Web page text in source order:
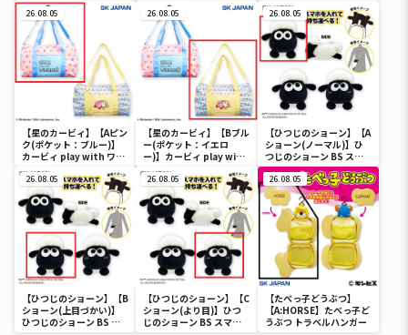
フルカラータンブラー
ーライト-ユニコーンガン
ダム2号機 バンシィ（デ
ストロイモード）-
26.08.05
【星のカービィ】【Aピン
ク(ポケット：ブルー)】
カービィ play with ワド
ルディ ボストンバッグ
26.08.05
【星のカービィ】【Bブル
ー(ポケット：イエロ
ー)】カービィ play with
ワドルディ ボストンバッ
グ
26.08.05
【ひつじのショーン】【A
ショーン(ノーマル)】ひ
つじのショーン BS スマ
ホショーンルダー
26.08.05
【ひつじのショーン】【B
ショーン(上目づかい)】
ひつじのショーン BS ス
26.08.05
【ひつじのショーン】【C
ショーン(より目)】ひつ
じのショーン BS スマホ
26.08.05
【たべっ子どうぶつ】
【A:HORSE】たべっ子ど
うぶつ トラベルハンガー